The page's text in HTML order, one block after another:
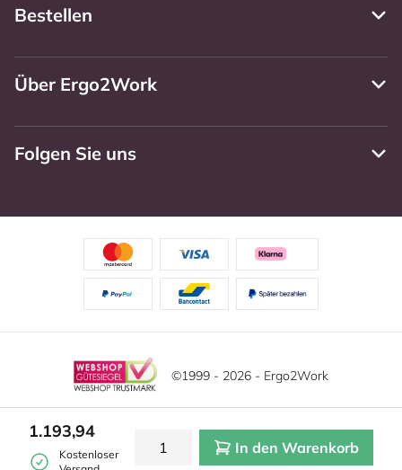
1.193,94
Kostenloser
In den Warenkorb
Bestellen
Über Ergo2Work
Folgen Sie uns
©1999 - 2026 - Ergo2Work
Haftungsausschluss
Allgemeine Geschäftsbedingungen
Cookie-Einstellungen